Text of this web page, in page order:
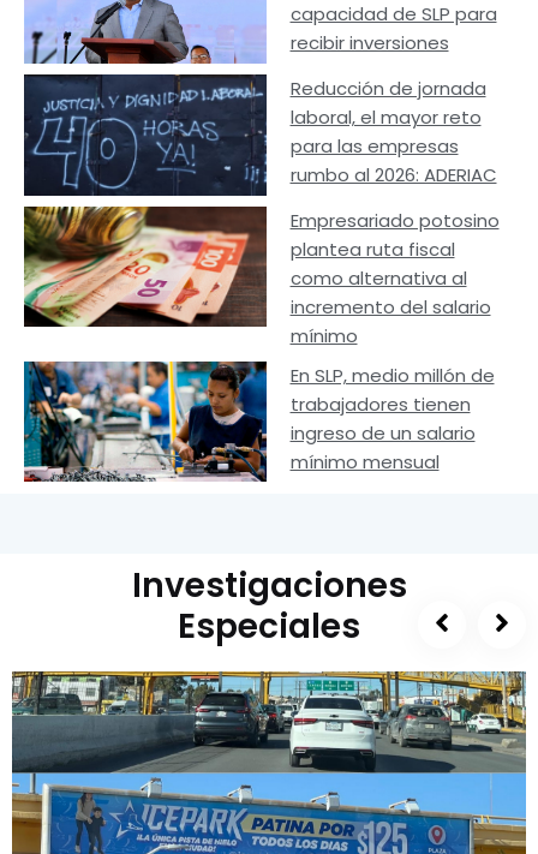
capacidad de SLP para
recibir inversiones
Reducción de jornada
laboral, el mayor reto
para las empresas
rumbo al 2026: ADERIAC
Empresariado potosino
plantea ruta fiscal
como alternativa al
incremento del salario
mínimo
En SLP, medio millón de
trabajadores tienen
ingreso de un salario
mínimo mensual
Investigaciones
Especiales